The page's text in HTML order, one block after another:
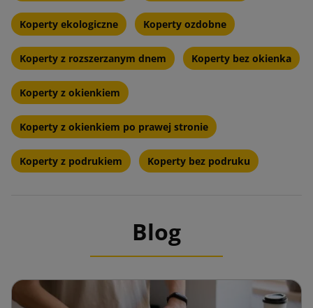
Koperty ekologiczne Koperty ozdobne
Koperty z rozszerzanym dnem Koperty bez okienka
Koperty z okienkiem
Koperty z okienkiem po prawej stronie
Koperty z podrukiem Koperty bez podruku
Blog